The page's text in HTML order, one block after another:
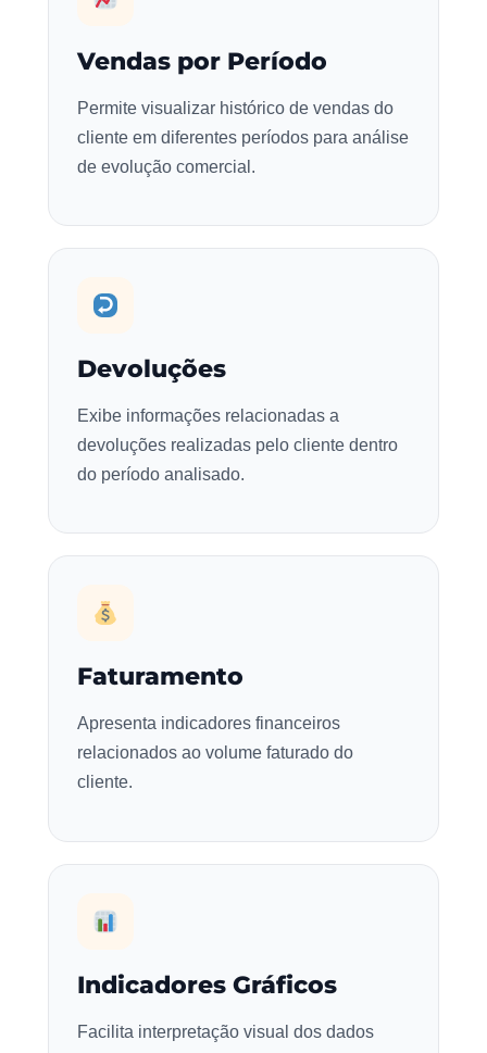
Vendas por Período
Permite visualizar histórico de vendas do
cliente em diferentes períodos para análise
de evolução comercial.
Devoluções
Exibe informações relacionadas a
devoluções realizadas pelo cliente dentro
do período analisado.
Faturamento
Apresenta indicadores financeiros
relacionados ao volume faturado do
cliente.
Indicadores Gráficos
Facilita interpretação visual dos dados